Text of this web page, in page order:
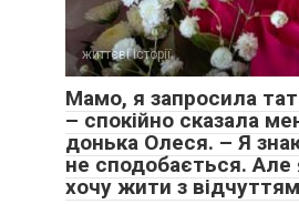
життєві історії
Мамо, я запросила
– спокійно сказала
донька Олеся. – Я
не сподобається. Але
хочу жити з